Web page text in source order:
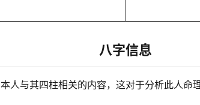
八字信息
人与其四柱相关的内容，这对于分析此人命